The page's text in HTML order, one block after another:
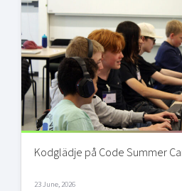
Kodglädje på Code Summer
23 June, 2026